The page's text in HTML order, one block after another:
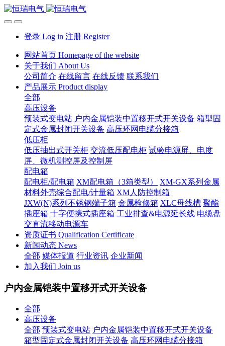
登录 Log in 注册 Register
网站首页 Homepage of the website
关于我们 About Us
公司简介 在线留言 在线反馈 联系我们
产品展示 Product display
全部
高压设备
预装式变电站 户内金属铠装中置移开式开关设备 箱型固
定式金属封闭开关设备 高压环网电缆分接箱
低压柜
低压抽出式开关柜 交流低压配电柜 试验电源屏、电度
屏、微机测控屏及控制屏
配电箱
配电柜/配电箱 XM配电箱（3箱类型）
XM-GX系列金属
材料外壳综合配电/计量箱 XM人防控制箱
JXW(N)系列不锈钢端子箱 金属检修箱 XLC母线槽 聚酯
插座箱 十字便携式插座箱 工业排查&电源延长线 电缆盘
交直流移动电源车
资质证书 Qualification Certificate
新闻动态 News
全部 媒体报道 行业资讯 企业新闻
加入我们 Join us
户内金属铠装中置移开式开关设备
全部
高压设备
全部 预装式变电站 户内金属铠装中置移开式开关设备
箱型固定式金属封闭开关设备 高压环网电缆分接箱